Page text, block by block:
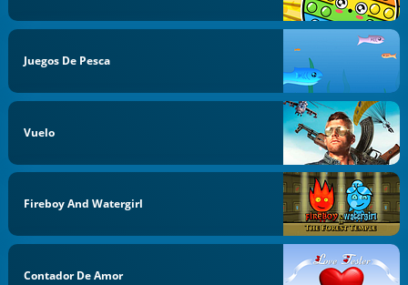
Juegos De Pesca
Vuelo
Fireboy And Watergirl
Contador De Amor